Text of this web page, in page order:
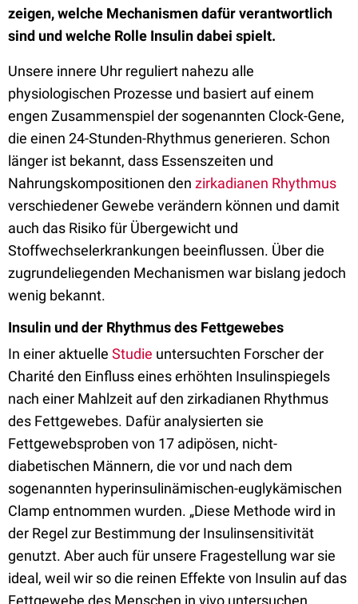
zeigen, welche Mechanismen dafür verantwortlich
sind und welche Rolle Insulin dabei spielt.
Unsere innere Uhr reguliert nahezu alle
physiologischen Prozesse und basiert auf einem
engen Zusammenspiel der sogenannten Clock-Gene,
die einen 24-Stunden-Rhythmus generieren. Schon
länger ist bekannt, dass Essenszeiten und
Nahrungskompositionen den zirkadianen Rhythmus
verschiedener Gewebe verändern können und damit
auch das Risiko für Übergewicht und
Stoffwechselerkrankungen beeinflussen. Über die
zugrundeliegenden Mechanismen war bislang jedoch
wenig bekannt.
Insulin und der Rhythmus des Fettgewebes
In einer aktuelle Studie untersuchten Forscher der
Charité den Einfluss eines erhöhten Insulinspiegels
nach einer Mahlzeit auf den zirkadianen Rhythmus
des Fettgewebes. Dafür analysierten sie
Fettgewebsproben von 17 adipösen, nicht-
diabetischen Männern, die vor und nach dem
sogenannten hyperinsulinämischen-euglykämischen
Clamp entnommen wurden. „Diese Methode wird in
der Regel zur Bestimmung der Insulinsensitivität
genutzt. Aber auch für unsere Fragestellung war sie
ideal, weil wir so die reinen Effekte von Insulin auf das
Fettgewebe des Menschen in vivo untersuchen